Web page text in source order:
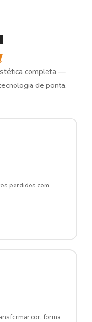
completa —
de ponta.
perdidos com
cor, forma